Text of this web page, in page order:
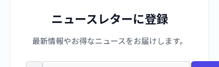
ニュースレターに登録
最新情報やお得なニュースをお届けします。